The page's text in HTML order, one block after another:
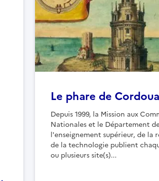
Le phare de
Depuis 1999, la Mission aux
Nationales et le Département
l'enseignement supérieur, de la
de la technologie publient
ou plusieurs site(s)...